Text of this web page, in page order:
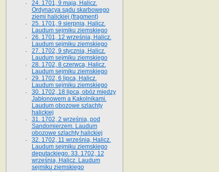
24. 1701, 9 maja, Halicz.
Ordynacya sądu skarbowego
ziemi halickiej (fragment)
25. 1701, 9 sierpnia, Halicz.
Laudum sejmiku ziemskiego
26. 1701, 12 września, Halicz.
Laudum sejmiku ziemskiego
27. 1702, 9 stycznia, Halicz.
Laudum sejmiku ziemskiego
28. 1702, 8 czerwca, Halicz.
Laudum sejmiku ziemskiego
29. 1702, 6 lipca, Halicz.
Laudum sejmiku ziemskiego
30. 1702, 18 lipca, obóz między
Jabłonowem a Kąkolnikami.
Laudum obozowe szlachty
halickiej
31. 1702, 2 września, pod
Sandomierzem. Laudum
obozowe szlachty halickiej
32. 1702, 11 września, Halicz.
Laudum sejmiku ziemskiego
deputackiego. 33. 1702, 12
września, Halicz. Laudum
sejmiku ziemskiego